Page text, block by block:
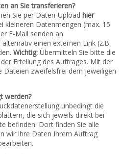
an Sie transferieren?
Sie per Daten-Upload hier
kleineren Datenmengen (max. 15
E-Mail senden an
alternativ einen externen Link (z.B.
Wichtig: Übermitteln Sie bitte die
Erteilung des Auftrages. Mit der
zweifelsfrei dem jeweiligen
werden?
unbedingt die
die sich jeweils direkt bei
befinden. Dort finden Sie alle
wir Ihre Daten Ihrem Auftrag